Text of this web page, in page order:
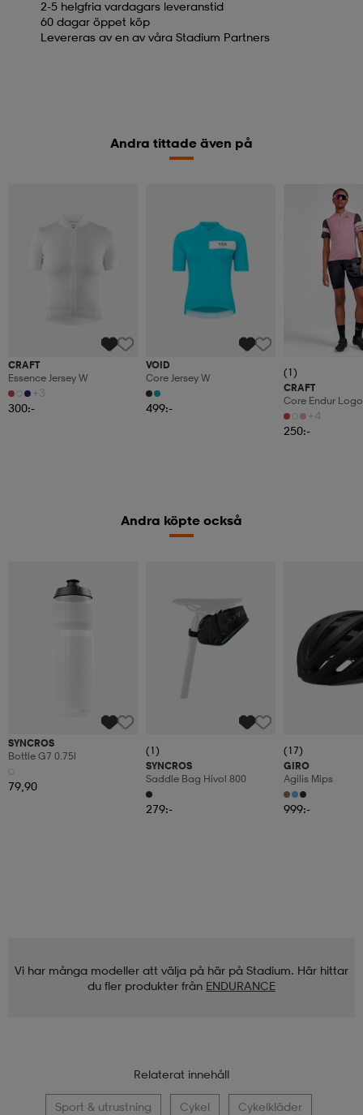
2-5 helgfria vardagars leveranstid
60 dagar öppet köp
Levereras av en av våra Stadium Partners
Andra tittade även på
CRAFT
Essence Jersey W
+3
300:-
VOID
Core Jersey W
499:-
(1)
CRAFT
Core Endur
+4
250:-
Andra köpte också
SYNCROS
Bottle G7 0.75l
79,90
(1)
SYNCROS
Saddle Bag Hivol 800
279:-
(17)
GIRO
Agilis Mips
999:-
Vi har många modeller att välja på här på Stadium. Här hittar
du fler produkter från ENDURANCE
Relaterat innehåll
Sport & utrustning Cykel Cykelkläder